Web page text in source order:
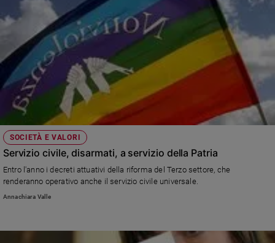
SOCIETÀ E VALORI
Servizio civile, disarmati, a servizio della Patria
Entro l'anno i decreti attuativi della riforma del Terzo settore, che
renderanno operativo anche il servizio civile universale.
Annachiara Valle